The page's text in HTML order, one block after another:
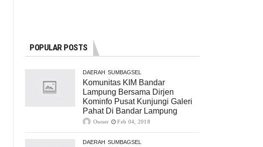
POPULAR POSTS
DAERAH SUMBAGSEL
Komunitas KIM Bandar
Lampung Bersama Dirjen
Kominfo Pusat Kunjungi Galeri
Pahat Di Bandar Lampung
Owner Feb 04, 2018
DAERAH SUMBAGSEL